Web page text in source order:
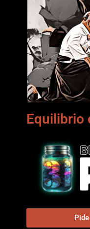
Equilibrio